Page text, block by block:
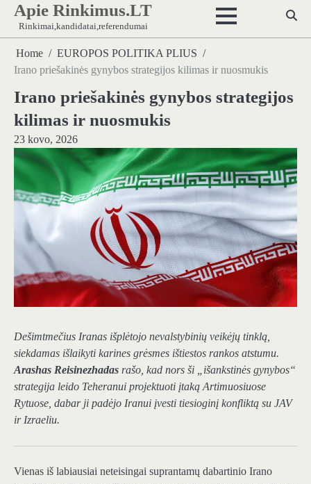
Skip
content
Apie Rinkimus.LT
Rinkimai,kandidatai,referendumai
Home
EUROPOS POLITIKA PLIUS
Irano priešakinės gynybos strategijos kilimas ir nuosmukis
Irano priešakinės gynybos strategijos
kilimas ir nuosmukis
23 kovo, 2026
Dešimtmečius Iranas išplėtojo nevalstybinių veikėjų tinklą,
siekdamas išlaikyti karines grėsmes ištiestos rankos atstumu.
Arashas Reisinezhadas rašo, kad nors ši „išankstinės gynybos“
strategija leido Teheranui projektuoti įtaką Artimuosiuose
Rytuose, dabar ji padėjo Iranui įvesti tiesioginį konfliktą su JAV
ir Izraeliu.
Vienas iš labiausiai neteisingai suprantamų dabartinio Irano